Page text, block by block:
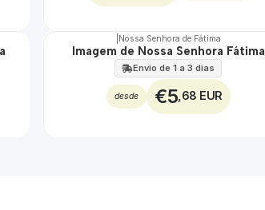
Nossa Senhora de Fátima
Imagem de Nossa Senhora Fátima
Envio de 1 a 3 dias
desde €5 ,68 EUR